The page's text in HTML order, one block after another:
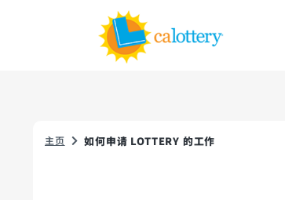
主页 如何申请 LOTTERY 的工作